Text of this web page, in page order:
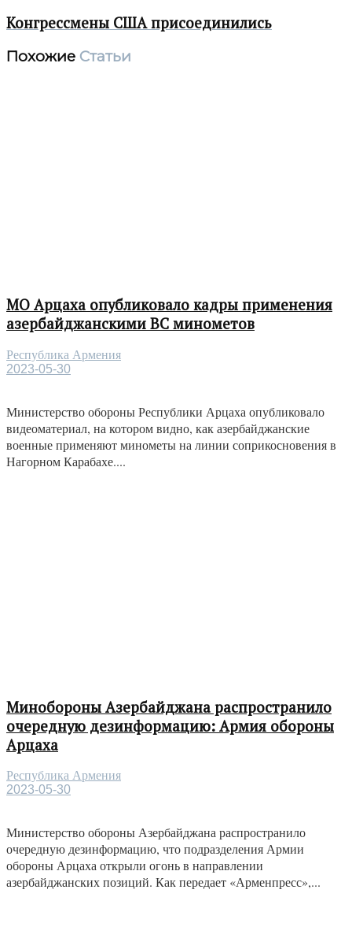
Конгрессмены США присоединились
Похожие Статьи
МО Арцаха опубликовало кадры применения
азербайджанскими ВС минометов
Республика Армения
2023-05-30
Министерство обороны Республики Арцаха опубликовало
видеоматериал, на котором видно, как азербайджанские
военные применяют минометы на линии соприкосновения в
Нагорном Карабахе....
Минобороны Азербайджана распространило
очередную дезинформацию: Армия обороны
Арцаха
Республика Армения
2023-05-30
Министерство обороны Азербайджана распространило
очередную дезинформацию, что подразделения Армии
обороны Арцаха открыли огонь в направлении
азербайджанских позиций. Как передает «Арменпресс»,...